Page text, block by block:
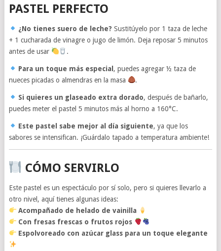
PASTEL PERFECTO
¿No tienes suero de leche? Sustitúyelo por 1 taza de leche
+ 1 cucharada de vinagre o jugo de limón. Deja reposar 5 minutos
antes de usar
.
Para un toque más especial , puedes agregar ½ taza de
nueces picadas o almendras en la masa
.
Si quieres un glaseado extra dorado, después de bañarlo,
puedes meter el pastel 5 minutos más al horno a 160°C.
Este pastel sabe mejor al día siguiente, ya que los
sabores se intensifican. ¡Guárdalo tapado a temperatura ambiente!
CÓMO SERVIRLO
Este pastel es un espectáculo por sí solo, pero si quieres llevarlo a
otro nivel, aquí tienes algunas ideas:
Acompañado de helado de vainilla
Con fresas frescas o frutos rojos
Espolvoreado con azúcar glass para un toque elegante